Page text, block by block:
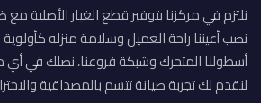
نلتزم في مركزنا بتوفير قطع الغيار الأصلية
نصب أعيننا راحة العميل وسلامة منزله
أسطولنا المتحرك وشبكة فروعنا، نصلك في
لنقدم لك تجربة صيانة تتسم بالمصداقية